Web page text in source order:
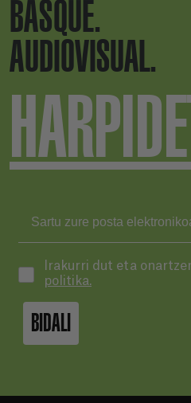
BASQUE.
AUDIOVISUAL.
Irakurri dut eta
politika.
BIDALI